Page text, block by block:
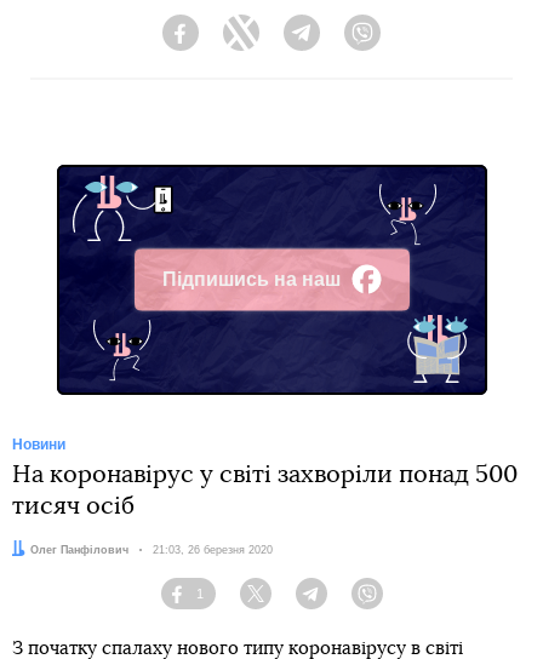
FacebookTwitter Telegram
Підпишись на наш
Facebook
Новини
На коронавірус у світі захворіли понад 500
тисяч осіб
Автор:
Олег Панфілович Дата:
21:03, 26 березня 2020
Facebook
1
Twitter TelegramViber
З початку спалаху нового типу коронавірусу в світі